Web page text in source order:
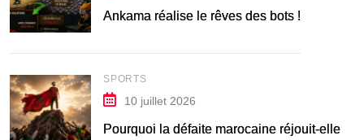
Ankama réalise le rêves des bots !
SPORTS
10 juillet 2026
Pourquoi la défaite marocaine réjouit-elle